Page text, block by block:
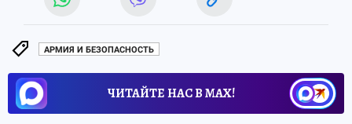
АРМИЯ И БЕЗОПАСНОСТЬ
ЧИТАЙТЕ НАС В МАХ!